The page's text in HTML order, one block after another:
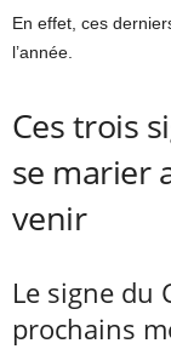
En effet, ces
l’année.
Ces trois
se marier
venir
Le signe du
prochains